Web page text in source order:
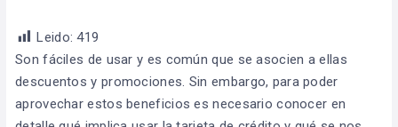
Leido: 419
Son fáciles de usar y es común que se asocien a ellas
descuentos y promociones. Sin embargo, para poder
aprovechar estos beneficios es necesario conocer en